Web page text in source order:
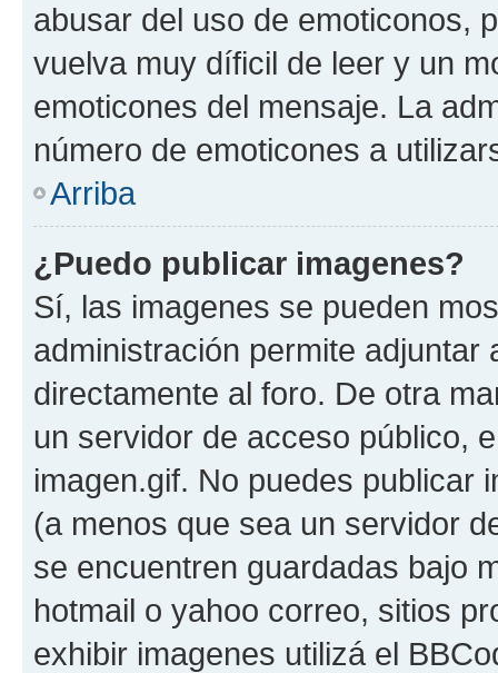
abusar del uso de emoticonos,
vuelva muy díficil de leer y un
emoticones del mensaje. La
número de emoticones a
Arriba
¿Puedo publicar imagenes?
Sí, las imagenes se pueden
administración permite
directamente al foro. De otra
un servidor de acceso público,
imagen.gif. No puedes publicar
(a menos que sea un servidor
se encuentren guardadas bajo
hotmail o yahoo correo, sitios
exhibir imagenes utilizá el